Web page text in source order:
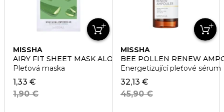
MISSHA
AIRY FIT SHEET MASK ALOE
Pleťová maska
1,33 €
1,90 €
MISSHA
BEE POLLEN RENEW
Energetizující pleťové sérum
32,13 €
45,90 €